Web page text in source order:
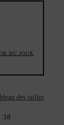
DU JOUR
des tailles
38